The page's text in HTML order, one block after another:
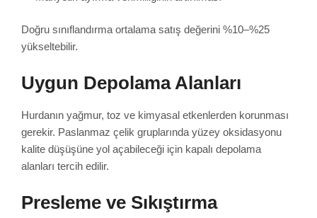
Doğru sınıflandırma ortalama satış değerini %10–%25
yükseltebilir.
Uygun Depolama Alanları
Hurdanın yağmur, toz ve kimyasal etkenlerden korunması
gerekir. Paslanmaz çelik gruplarında yüzey oksidasyonu
kalite düşüşüne yol açabileceği için kapalı depolama
alanları tercih edilir.
Presleme ve Sıkıştırma